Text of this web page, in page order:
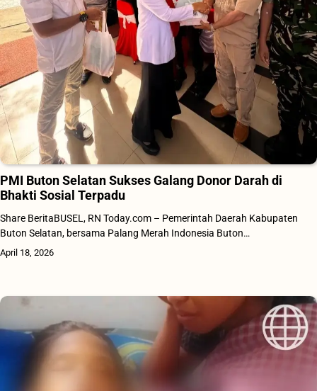
PMI Buton Selatan Sukses Galang Donor Darah di
Bhakti Sosial Terpadu
Share BeritaBUSEL, RN Today.com – Pemerintah Daerah Kabupaten
Buton Selatan, bersama Palang Merah Indonesia Buton…
April 18, 2026